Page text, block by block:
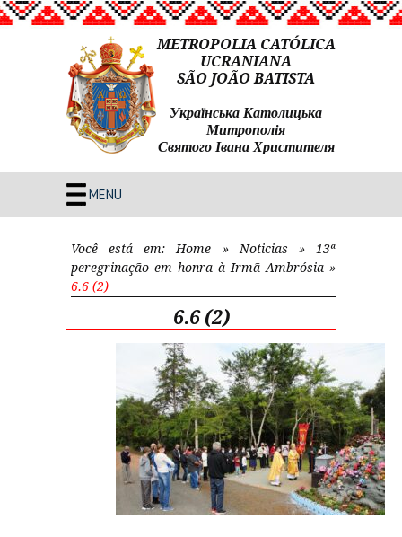
METROPOLIA CATÓLICA
UCRANIANA
SÃO JOÃO BATISTA
Українська Католицька
Митрополія
Святого Івана Христителя
MENU
Você está em: Home » Noticias » 13ª
peregrinação em honra à Irmã Ambrósia »
6.6 (2)
6.6 (2)